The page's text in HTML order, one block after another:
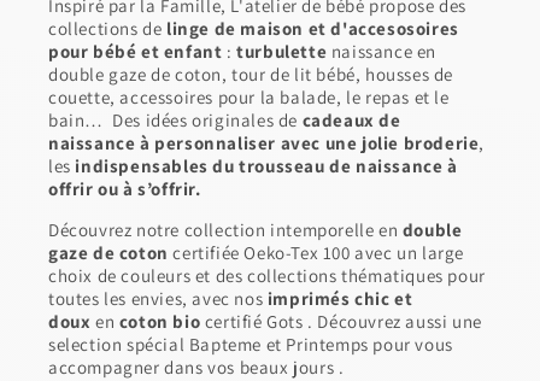
Inspiré par la Famille, L'atelier de bébé propose des
collections de linge de maison et d'accesosoires
pour bébé et enfant :turbulette naissance en
double gaze de coton, tour de lit bébé, housses de
couette, accessoires pour la balade, le repas et le
bain… Des idées originales de cadeaux de
naissance à personnaliser avec une jolie broderie,
les indispensables du trousseau de naissance à
offrir ou à s’offrir.
Découvrez notre collection intemporelle en double
gaze de coton certifiée Oeko-Tex 100 avec un large
choix de couleurs et des collections thématiques pour
toutes les envies, avec nos imprimés chic et
doux en coton bio certifié Gots . Découvrez aussi une
selection spécial Bapteme et Printemps pour vous
accompagner dans vos beaux jours .